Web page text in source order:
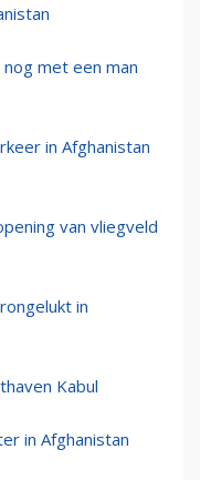
met een man
in Afghanistan
van vliegveld
in
Kabul
in Afghanistan